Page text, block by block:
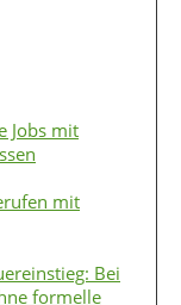
Jobs mit
mit
Bei
formelle